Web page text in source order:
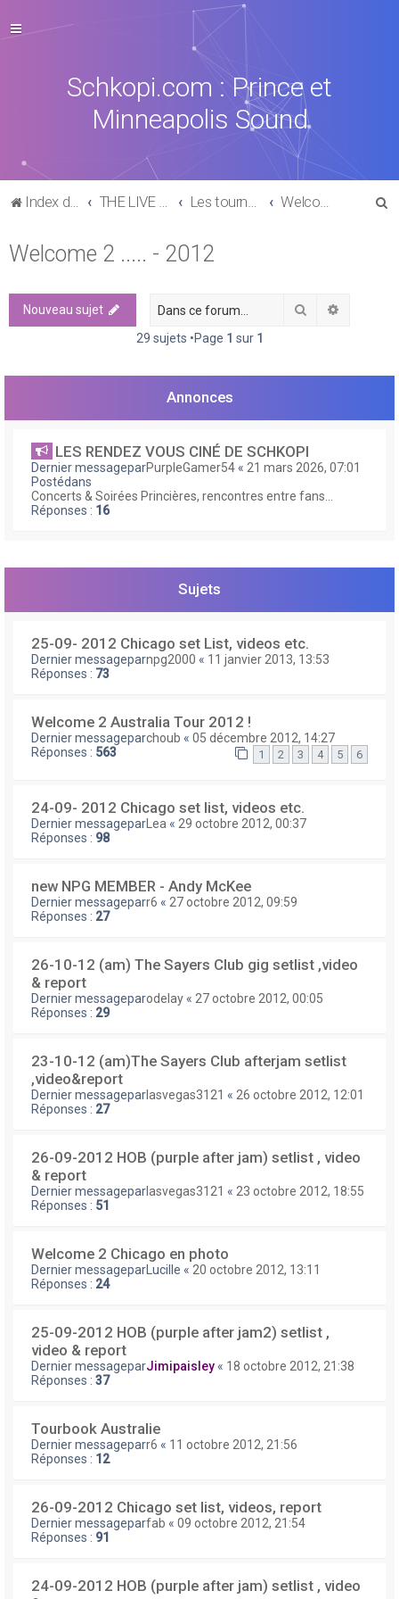
Schkopi.com : Prince et
Minneapolis Sound
Index du forum THE LIVE EXPERIENCE Les tournées, concerts, aftershows de 1977 à aujourd'hui Welcome 2 ..... - 2012
h
r
Welcome 2 ..... - 2012
Nouveau sujet Rechercher
29 sujets •Page 1 sur 1
Annonces
LES RENDEZ VOUS CINÉ DE SCHKOPI
Dernier messageparPurpleGamer54 « 21 mars 2026, 07:01
Postédans
Concerts & Soirées Princières, rencontres entre fans...
Réponses : 16
Sujets
25-09- 2012 Chicago set List, videos etc.
Dernier messageparnpg2000 « 11 janvier 2013, 13:53
Réponses : 73
Welcome 2 Australia Tour 2012 !
Dernier messageparchoub « 05 décembre 2012, 14:27
Réponses : 563 1 2 3 4 5 6
24-09- 2012 Chicago set list, videos etc.
Dernier messagepar Lea « 29 octobre 2012, 00:37
Réponses : 98
new NPG MEMBER - Andy McKee
Dernier messageparr6 « 27 octobre 2012, 09:59
Réponses : 27
26-10-12 (am) The Sayers Club gig setlist ,video
& report
Dernier messageparodelay « 27 octobre 2012, 00:05
Réponses : 29
23-10-12 (am)The Sayers Club afterjam setlist
,video&report
Dernier messageparlasvegas3121 « 26 octobre 2012, 12:01
Réponses : 27
26-09-2012 HOB (purple after jam) setlist , video
& report
Dernier messageparlasvegas3121 « 23 octobre 2012, 18:55
Réponses : 51
Welcome 2 Chicago en photo
Dernier messagepar Lucille « 20 octobre 2012, 13:11
Réponses : 24
25-09-2012 HOB (purple after jam2) setlist ,
video & report
Dernier messageparJimipaisley « 18 octobre 2012, 21:38
Réponses : 37
Tourbook Australie
Dernier messageparr6 « 11 octobre 2012, 21:56
Réponses : 12
26-09-2012 Chicago set list, videos, report
Dernier messageparfab « 09 octobre 2012, 21:54
Réponses : 91
24-09-2012 HOB (purple after jam) setlist , video